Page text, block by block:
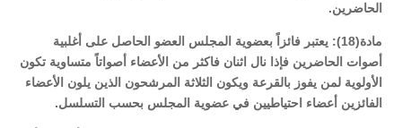
الحاضرين.
مادة(18): يعتبر فائزاً بعضوية المجلس العضو الحاصل على أغلبية
أصوات الحاضرين فإذا نال اثنان فاكثر من الأعضاء أصواتاً متساوية تكون
الأولوية لمن يفوز بالقرعة ويكون الثلاثة المرشحون الذين يلون الأعضاء
الفائزين أعضاء احتياطيين في عضوية المجلس بحسب التسلسل.